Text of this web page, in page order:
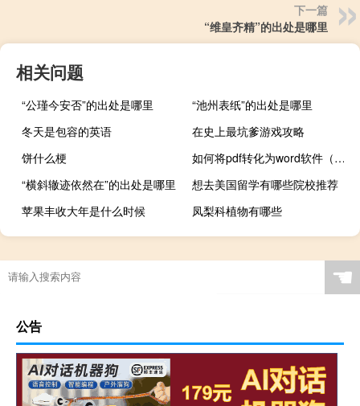
下一篇
“维皇齐精”的出处是哪里
相关问题
“公瑾今安否”的出处是哪里
“池州表纸”的出处是哪里
冬天是包容的英语
在史上最坑爹游戏攻略
饼什么梗
如何将pdf转化为word软件（如何将pdf转化为word）
“横斜辙迹依然在”的出处是哪里
想去美国留学有哪些院校推荐
苹果丰收大年是什么时候
凤梨科植物有哪些
☚
公告